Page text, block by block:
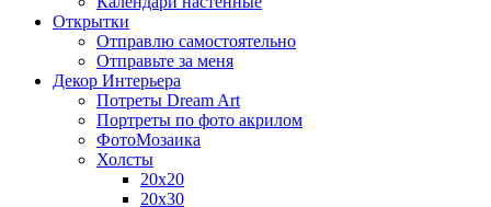
Открытки
Отправлю самостоятельно
Отправьте за меня
Декор Интерьера
Потреты Dream Art
Портреты по фото акрилом
ФотоМозаика
Холсты
20х20
20х30